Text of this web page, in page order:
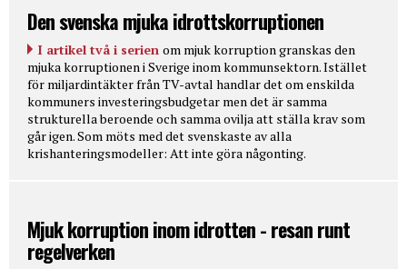
Den svenska mjuka idrottskorruptionen
I artikel två i serien om mjuk korruption granskas den
mjuka korruptionen i Sverige inom kommunsektorn. Istället
för miljardintäkter från TV-avtal handlar det om enskilda
kommuners investeringsbudgetar men det är samma
strukturella beroende och samma ovilja att ställa krav som
går igen. Som möts med det svenskaste av alla
krishanteringsmodeller: Att inte göra någonting.
Mjuk korruption inom idrotten - resan runt
regelverken